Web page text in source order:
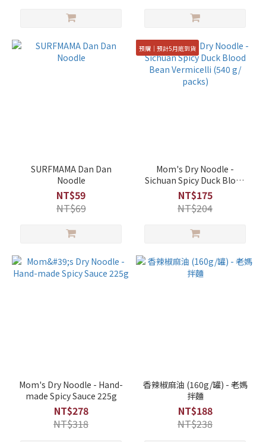
SURFMAMA Dan Dan
Noodle
NT$59
NT$69
預購｜預計5月底到貨
Mom's Dry Noodle -
Sichuan Spicy Duck Blood
Bean Vermicelli (540 g/
packs)
NT$175
NT$204
Mom's Dry Noodle - Hand-
made Spicy Sauce 225g
NT$278
NT$318
香辣椒麻油 (160g/罐) - 老媽
拌麵
NT$188
NT$238